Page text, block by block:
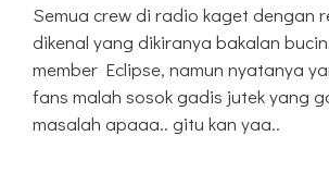
Semua crew di radio kaget dengan
dikenal yang dikiranya bakalan
member Eclipse, namun nyatanya
fans malah sosok gadis jutek yang
masalah apaaa.. gitu kan yaa..